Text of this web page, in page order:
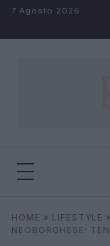
Salta al contenuto
7 Agosto 2026
Cerca
HOME » LIFESTYLE »
NEOBORGHESE: